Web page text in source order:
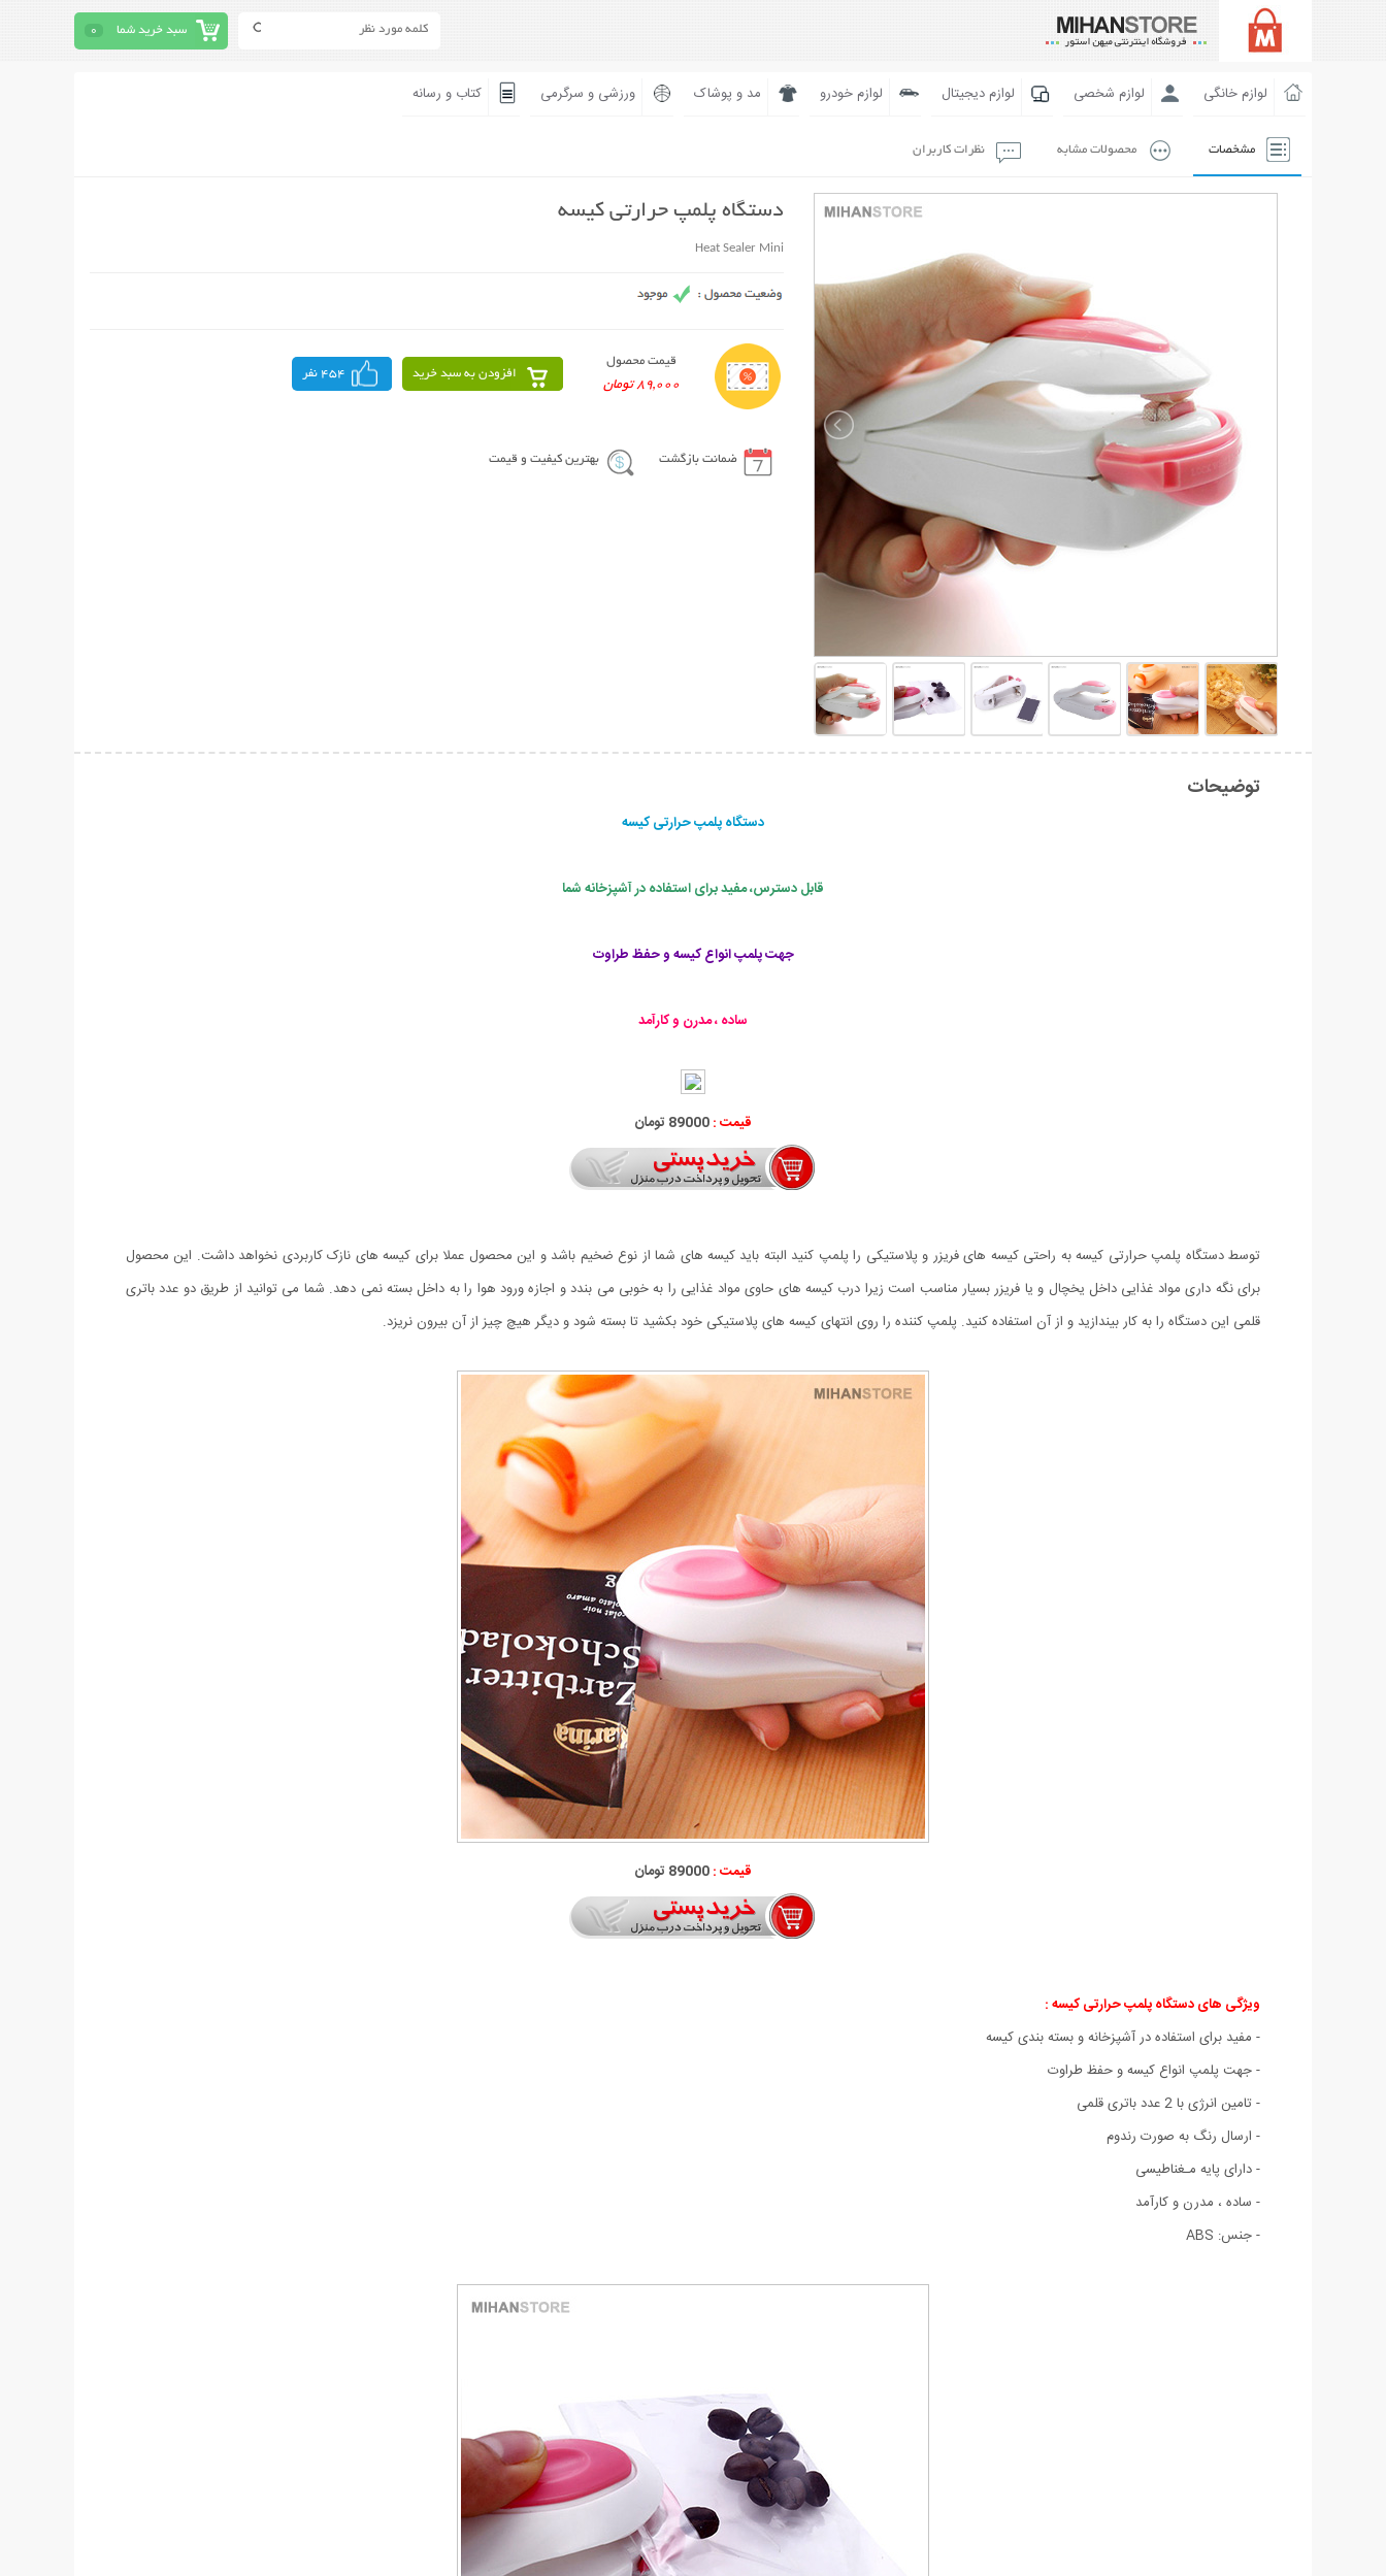
سبد خرید شما 0
لوازم خانگی لوازم شخصی لوازم دیجیتال لوازم خودرو مد و پوشاک ورزشی و سرگرمی کتاب و رسانه
مشخصات محصولات مشابه نظرات کاربران
دستگاه پلمپ حرارتی کیسه
Heat Sealer Mini
قیمت محصول
89,000 تومان
افزودن به سبد خرید 454 نفر
ضمانت بازگشت بهترین کیفیت و قیمت
توضیحات
دستگاه پلمپ حرارتی کیسه
قابل دسترس، مفید برای استفاده در آشپزخانه شما
جهت پلمپ انواع کیسه و حفظ طراوت
ساده ، مدرن و کارآمد
قیمت :89000 تومان
توسط دستگاه پلمپ حرارتی کیسه به راحتی کیسه های فریزر و پلاستیکی را پلمپ کنید البته باید کیسه های شما از نوع ضخیم باشد و این محصول عملا برای کیسه های نازک کاربردی نخواهد داشت. این محصول
برای نگه داری مواد غذایی داخل یخچال و یا فریزر بسیار مناسب است زیرا درب کیسه های حاوی مواد غذایی را به خوبی می بندد و اجازه ورود هوا را به داخل بسته نمی دهد. شما می توانید از طریق دو عدد باتری
قلمی این دستگاه را به کار بیندازید و از آن استفاده کنید. پلمپ کننده را روی انتهای کیسه های پلاستیکی خود بکشید تا بسته شود و دیگر هیچ چیز از آن بیرون نریزد.
قیمت :89000 تومان
ویژگی های دستگاه پلمپ حرارتی کیسه :
- مفید برای استفاده در آشپزخانه و بسته بندی کیسه
- جهت پلمپ انواع کیسه و حفظ طراوت
- تامین انرژی با 2 عدد باتری قلمی
- ارسال رنگ به صورت رندوم
- دارای پایه مـغناطیسی
- ساده ، مدرن و کارآمد
- جنس: ABS